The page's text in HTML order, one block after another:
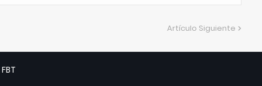
Artículo Siguiente
FBT